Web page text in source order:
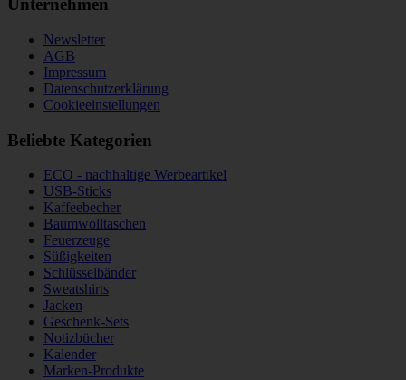
Unternehmen
Newsletter
AGB
Impressum
Datenschutzerklärung
Cookieeinstellungen
Beliebte Kategorien
ECO - nachhaltige Werbeartikel
USB-Sticks
Kaffeebecher
Baumwolltaschen
Feuerzeuge
Süßigkeiten
Schlüsselbänder
Sweatshirts
Jacken
Geschenk-Sets
Notizbücher
Kalender
Marken-Produkte